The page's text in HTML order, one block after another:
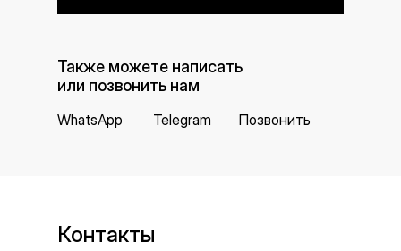
Позвонить
Telegram
WhatsApp
Также можете написать
или позвонить нам
Контакты